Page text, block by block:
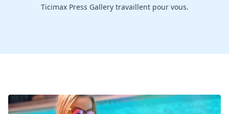
Ticimax Press Gallery travaillent pour vous.